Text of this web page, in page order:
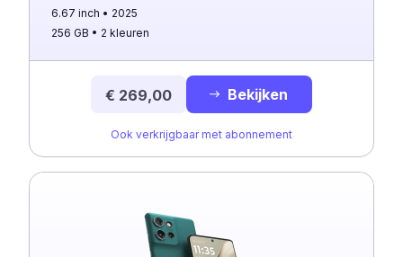
6.67 inch
2025
256 GB
2 kleuren
€ 269,00 Bekijken
Ook verkrijgbaar met abonnement